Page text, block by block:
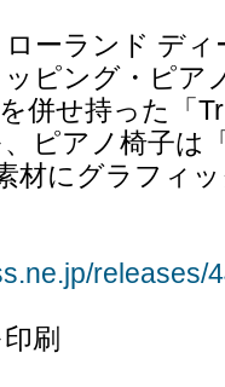
ーランド ディ
ピング・ピア
併せ持った「
ピアノ椅子は
材にグラフィ
releases/
刷